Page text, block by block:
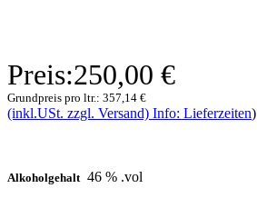
Preis:250,00 €
Grundpreis pro ltr.: 357,14 €
(inkl.USt. zzgl. Versand) Info: Lieferzeiten)
Alkoholgehalt 46 % .vol